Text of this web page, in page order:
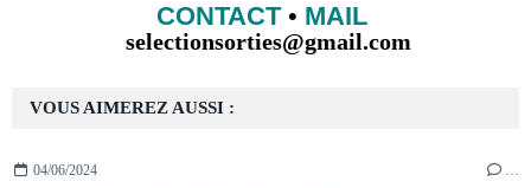
VOUS AIMEREZ AUSSI :
04/06/2024
CONTACT• MAIL
selectionsorties@gmail.com